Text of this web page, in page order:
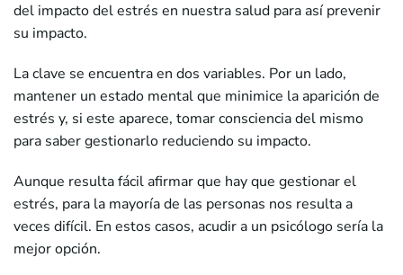
del impacto del estrés en nuestra salud para así prevenir
su impacto.
La clave se encuentra en dos variables. Por un lado,
mantener un estado mental que minimice la aparición de
estrés y, si este aparece, tomar consciencia del mismo
para saber gestionarlo reduciendo su impacto.
Aunque resulta fácil afirmar que hay que gestionar el
estrés, para la mayoría de las personas nos resulta a
veces difícil. En estos casos, acudir a un psicólogo sería la
mejor opción.